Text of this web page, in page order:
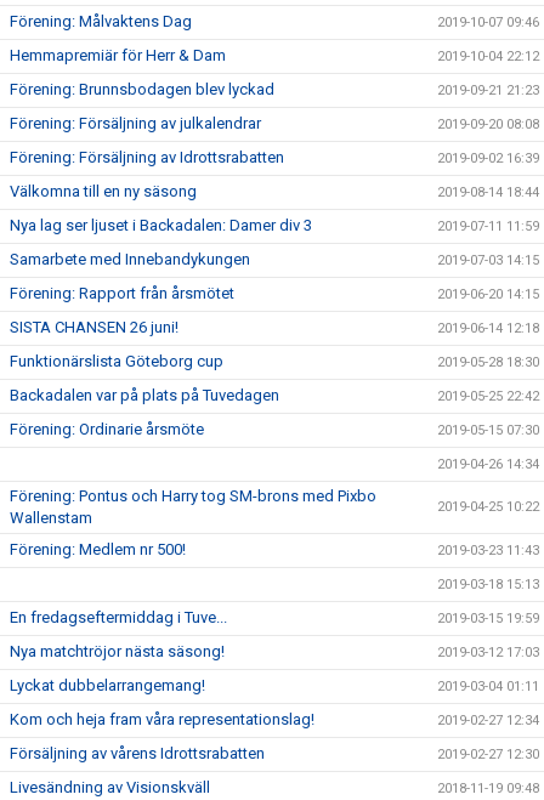
Förening: Målvaktens Dag 2019-10-07 09:46
Hemmapremiär för Herr & Dam 2019-10-04 22:12
Förening: Brunnsbodagen blev lyckad 2019-09-21 21:23
Förening: Försäljning av julkalendrar 2019-09-20 08:08
Förening: Försäljning av Idrottsrabatten 2019-09-02 16:39
Välkomna till en ny säsong 2019-08-14 18:44
Nya lag ser ljuset i Backadalen: Damer div 3 2019-07-11 11:59
Samarbete med Innebandykungen 2019-07-03 14:15
Förening: Rapport från årsmötet 2019-06-20 14:15
SISTA CHANSEN 26 juni! 2019-06-14 12:18
Funktionärslista Göteborg cup 2019-05-28 18:30
Backadalen var på plats på Tuvedagen 2019-05-25 22:42
Förening: Ordinarie årsmöte 2019-05-15 07:30
2019-04-26 14:34
Förening: Pontus och Harry tog SM-brons med Pixbo
Wallenstam
2019-04-25 10:22
Förening: Medlem nr 500! 2019-03-23 11:43
2019-03-18 15:13
En fredagseftermiddag i Tuve... 2019-03-15 19:59
Nya matchtröjor nästa säsong! 2019-03-12 17:03
Lyckat dubbelarrangemang! 2019-03-04 01:11
Kom och heja fram våra representationslag! 2019-02-27 12:34
Försäljning av vårens Idrottsrabatten 2019-02-27 12:30
Livesändning av Visionskväll 2018-11-19 09:48